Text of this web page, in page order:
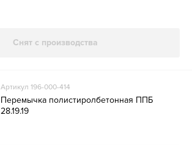
Снят с производства
Артикул 196-000-414
Перемычка полистиролбетонная ППБ
28.19.19